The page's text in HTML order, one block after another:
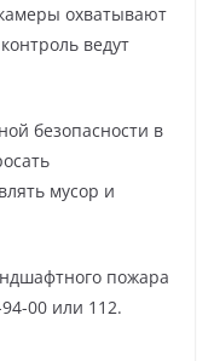
охватывают
ведут
безопасности в
мусор и
пожара
00 или 112.